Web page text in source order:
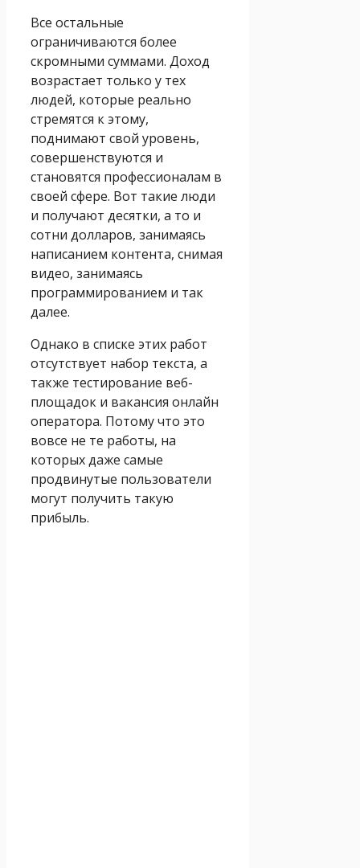
Все остальные
ограничиваются более
скромными суммами. Доход
возрастает только у тех
людей, которые реально
стремятся к этому,
поднимают свой уровень,
совершенствуются и
становятся профессионалам в
своей сфере. Вот такие люди
и получают десятки, а то и
сотни долларов, занимаясь
написанием контента, снимая
видео, занимаясь
программированием и так
далее.
Однако в списке этих работ
отсутствует набор текста, а
также тестирование веб-
площадок и вакансия онлайн
оператора. Потому что это
вовсе не те работы, на
которых даже самые
продвинутые пользователи
могут получить такую
прибыль.